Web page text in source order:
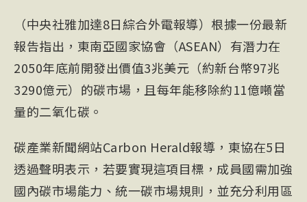
（中央社雅加達8日綜合外電報導）根據一份最新
報告指出，東南亞國家協會（ASEAN）有潛力在
2050年底前開發出價值3兆美元（約新台幣97兆
3290億元）的碳市場，且每年能移除約11億噸當
量的二氧化碳。
碳產業新聞網站Carbon Herald報導， 東協在5日
透過聲明表示，若要實現這項目標，成員國需加強
國內碳市場能力、統一碳市場規則，並充分利用區